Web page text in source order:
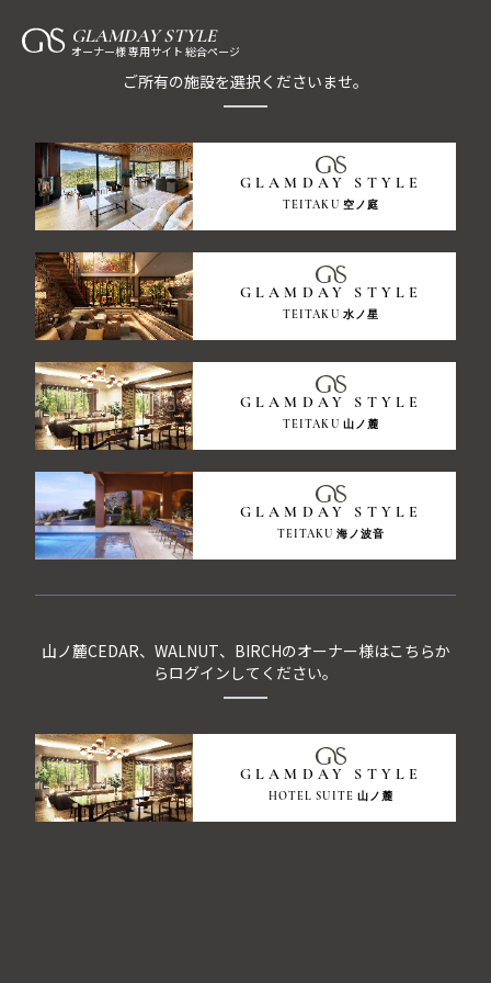
GLAMDAY STYLE
オーナー様 専用サイト 総合ページ
ご所有の施設を選択くださいませ。
GLAMDAY STYLE
TEITAKU 空ノ庭
GLAMDAY STYLE
TEITAKU 水ノ星
GLAMDAY STYLE
TEITAKU 山ノ麓
GLAMDAY STYLE
TEITAKU 海ノ波音
山ノ麓CEDAR、WALNUT、BIRCHのオーナー様はこちらか
らログインしてください。
GLAMDAY STYLE
HOTEL SUITE 山ノ麓